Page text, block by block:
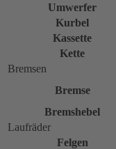
Umwerfer
Kurbel
Kassette
Kette
Bremsen
Bremse
Bremshebel
Laufräder
Felgen